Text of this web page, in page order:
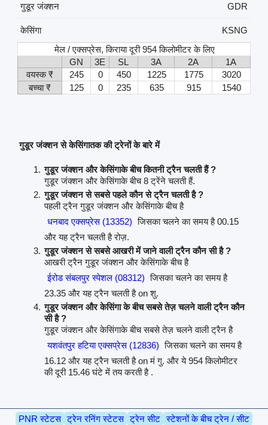
गुडूर जंक्शन
GDR
केसिंगा
KSNG
मेल / एक्सप्रेस, किराया दूरी 954 किलोमीटर के लिए
GN
3E SL 3A 2A
1A
वयस्क ₹
245 0 450 1225 1775
3020
बच्चा ₹
125 0 235 635 915 1540
गुडूर जंक्शन से केसिंगातक की ट्रेनों के बारे में
गुडूर जंक्शन और केसिंगाके बीच कितनी ट्रैन चलती हैं ?
गुडूर जंक्शन और केसिंगाके बीच 8 ट्रेंने चलती हैं.
गुडूर जंक्शन से सबसे पहले कौन से ट्रैन चलती है ?
पहली ट्रैन गुडूर जंक्शन और केसिंगाके बीच है
धनबाद एक्सप्रेस (13352) जिसका चलने का समय है 00.15
और यह ट्रैन चलती है रोज़.
गुडूर जंक्शन से सबसे आखरी में जाने वाली ट्रैन कौन सी है ?
आखरी ट्रैन गुडूर जंक्शन और केसिंगाके बीच है
ईरोड संबलपुर स्पेशल (08312) जिसका चलने का समय है
23.35 और यह ट्रैन चलती है on शु.
गुडूर जंक्शन और केसिंगा के बीच सबसे तेज़ चलने वाली ट्रैन कौन
सी है ?
गुडूर जंक्शन और केसिंगाके बीच सबसे तेज़ चलने वाली ट्रैन है
यशवंतपुर हटिया एक्सप्रेस (12836) जिसका चलने का समय है
16.12 और यह ट्रैन चलती है on मं गु. और ये 954 किलोमीटर
की दूरी 15.46 घंटे में तय करती है .
PNR स्टेटस ट्रेन रनिंग स्टेटस ट्रेन सीट स्टेशनों के बीच ट्रेन / सीट